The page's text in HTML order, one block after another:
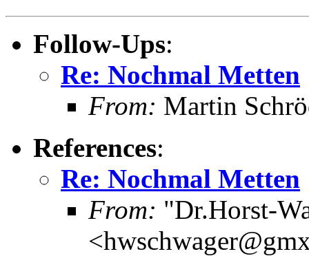
Follow-Ups:
Re: Nochmal Metten
From: Martin
References:
Re: Nochmal Metten
From: "Dr.Horst-